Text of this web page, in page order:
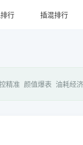
行 插混排行
精准 颜值爆表 油耗经